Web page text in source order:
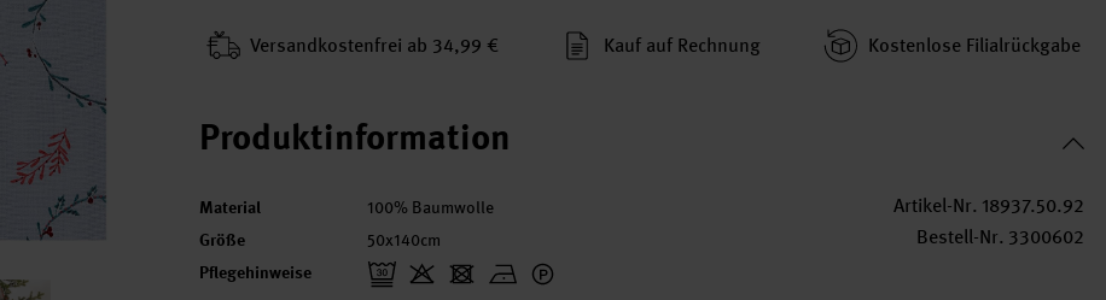
Versand­kosten­frei ab 34,99 € Kauf auf Rechnung Kosten­lose Filial­rückgabe
Produktinformation
Material 100% Baumwolle
Größe 50x140cm
Pflegehinweise
Artikel-Nr. 18937.50.92
Bestell-Nr. 3300602